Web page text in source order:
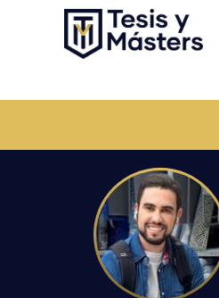
contenido